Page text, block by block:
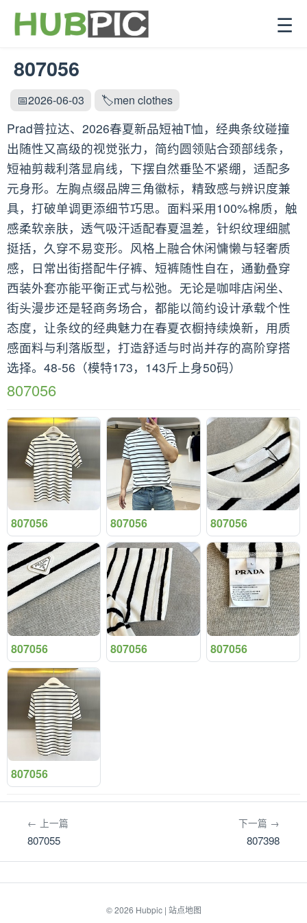
☰
807056
📅2026-06-03 🏷️men clothes
Prad普拉达、2026春夏新品短袖T恤，经典条纹碰撞
出随性又高级的视觉张力，简约圆领贴合颈部线条，
短袖剪裁利落显肩线，下摆自然垂坠不紧绷，适配多
元身形。左胸点缀品牌三角徽标，精致感与辨识度兼
具，打破单调更添细节巧思。面料采用100%棉质，触
感柔软亲肤，透气吸汗适配春夏温差，针织纹理细腻
挺括，久穿不易变形。风格上融合休闲慵懒与轻奢质
感，日常出街搭配牛仔裤、短裤随性自在，通勤叠穿
西装外套亦能平衡正式与松弛。无论是咖啡店闲坐、
街头漫步还是轻商务场合，都能以简约设计承载个性
态度，让条纹的经典魅力在春夏衣橱持续焕新，用质
感面料与利落版型，打造舒适与时尚并存的高阶穿搭
选择。48-56（模特173，143斤上身50码）
807056
807056 807056 807056
807056 807056 807056
807056
← 上一篇
807055
下一篇 →
807398
© 2026 Hubpic| 站点地图